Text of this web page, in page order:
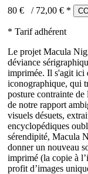
80 € / 72,00 € *
* Tarif adhérent
Le projet Macula
déviance
imprimée. Il s'agit ici
iconographique, qui
posture contrainte
de notre rapport
visuels désuets,
encyclopédiques
sérendipité, Macula
donner un nouveau
imprimé (la copie à
profit d’images